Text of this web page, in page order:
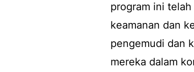
program ini
keamanan dan
pengemudi dan
mereka dalam